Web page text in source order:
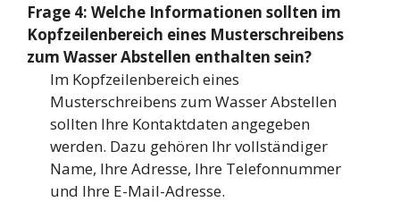
Frage 4: Welche Informationen sollten im
Kopfzeilenbereich eines Musterschreibens
zum Wasser Abstellen enthalten sein?
Im Kopfzeilenbereich eines
Musterschreibens zum Wasser Abstellen
sollten Ihre Kontaktdaten angegeben
werden. Dazu gehören Ihr vollständiger
Name, Ihre Adresse, Ihre Telefonnummer
und Ihre E-Mail-Adresse.